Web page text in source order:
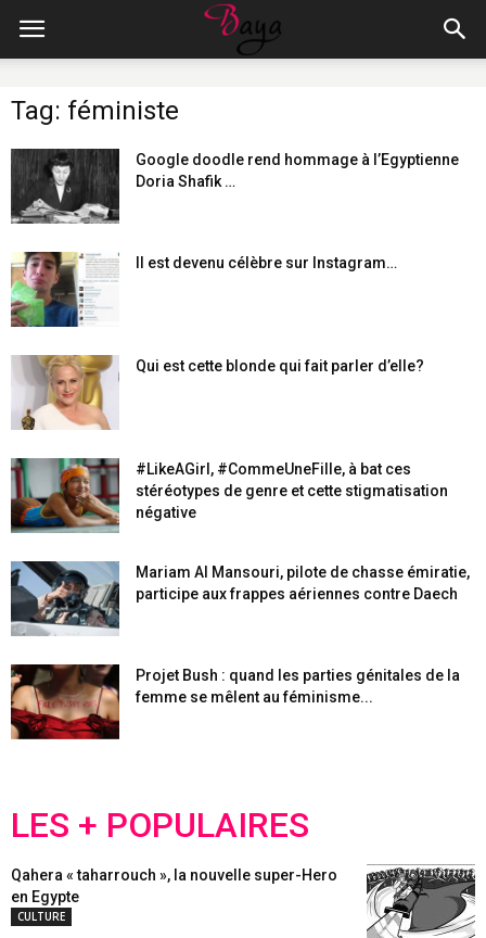
Tag: féministe
Google doodle rend hommage à l’Egyptienne
Doria Shafik …
Il est devenu célèbre sur Instagram…
Qui est cette blonde qui fait parler d’elle?
#LikeAGirl, #CommeUneFille, à bat ces
stéréotypes de genre et cette stigmatisation
négative
Mariam Al Mansouri, pilote de chasse émiratie,
participe aux frappes aériennes contre Daech
Projet Bush : quand les parties génitales de la
femme se mêlent au féminisme...
LES + POPULAIRES
Qahera « taharrouch », la nouvelle super-Hero
en Egypte
CULTURE